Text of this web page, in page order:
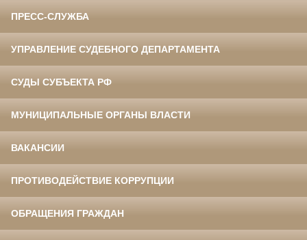
ПРЕСС-СЛУЖБА
УПРАВЛЕНИЕ СУДЕБНОГО ДЕПАРТАМЕНТА
СУДЫ СУБЪЕКТА РФ
МУНИЦИПАЛЬНЫЕ ОРГАНЫ ВЛАСТИ
ВАКАНСИИ
ПРОТИВОДЕЙСТВИЕ КОРРУПЦИИ
ОБРАЩЕНИЯ ГРАЖДАН